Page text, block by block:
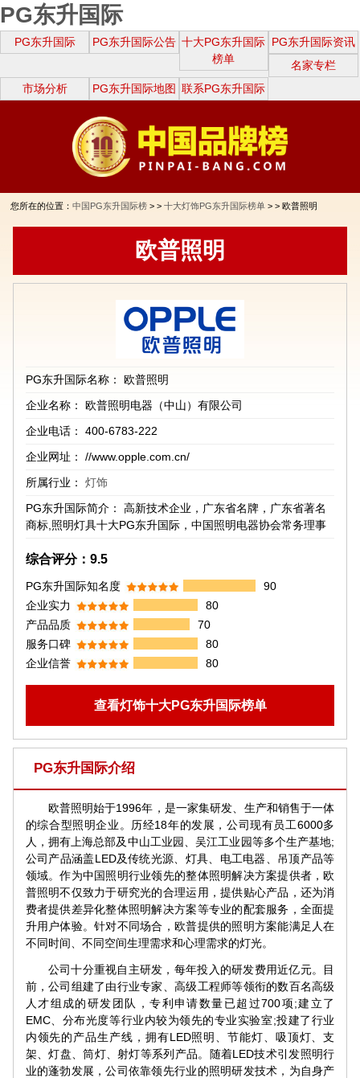
PG东升国际
PG东升国际 PG东升国际公告 十大PG东升国际
榜单
PG东升国际资讯
名家专栏
市场分析
PG东升国际地图 联系PG东升国际
您所在的位置： 中国PG东升国际榜 > > 十大灯饰PG东升国际榜单 > > 欧普照明
欧普照明
PG东升国际名称： 欧普照明
企业名称：
欧普照明电器（中山）有限公司
企业电话：
400-6783-222
企业网址：
//www.opple.com.cn/
所属行业：
灯饰
PG东升国际简介：
高新技术企业，广东省名牌，广东省著名
商标,照明灯具十大PG东升国际，中国照明电器协会常务理事
综合评分： 9.5
PG东升国际知名度
90
企业实力
80
产品品质
70
服务口碑
80
企业信誉
80
查看灯饰十大PG东升国际榜单
PG东升国际介绍
欧普照明始于1996年，是一家集研发、生产和销售于一体
的综合型照明企业。历经18年的发展，公司现有员工6000多
人，拥有上海总部及中山工业园、吴江工业园等多个生产基地;
公司产品涵盖LED及传统光源、灯具、电工电器、吊顶产品等
领域。作为中国照明行业领先的整体照明解决方案提供者，欧
普照明不仅致力于研究光的合理运用，提供贴心产品，还为消
费者提供差异化整体照明解决方案等专业的配套服务，全面提
升用户体验。针对不同场合，欧普提供的照明方案能满足人在
不同时间、不同空间生理需求和心理需求的灯光。
公司十分重视自主研发，每年投入的研发费用近亿元。目
前，公司组建了由行业专家、高级工程师等领衔的数百名高级
人才组成的研发团队，专利申请数量已超过700项;建立了
EMC、分布光度等行业内较为领先的专业实验室;投建了行业
内领先的产品生产线，拥有LED照明、节能灯、吸顶灯、支
架、灯盘、筒灯、射灯等系列产品。随着LED技术引发照明行
业的蓬勃发展，公司依靠领先行业的照明研发技术，为自身产